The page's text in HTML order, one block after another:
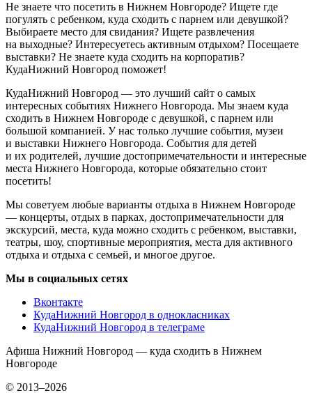
Не знаете что посетить в Нижнем Новгороде? Ищете где
погулять с ребенком, куда сходить с парнем или девушкой?
Выбираете место для свидания? Ищете развлечения
на выходные? Интересуетесь активным отдыхом? Посещаете
выставки? Не знаете куда сходить на корпоратив?
КудаНижний Новгород поможет!
КудаНижний Новгород — это лучший сайт о самых
интересных событиях Нижнего Новгорода. Мы знаем куда
сходить в Нижнем Новгороде с девушкой, с парнем или
большой компанией. У нас только лучшие события, музеи
и выставки Нижнего Новгорода. События для детей
и их родителей, лучшие достопримечательности и интересные
места Нижнего Новгорода, которые обязательно стоит
посетить!
Мы советуем любые варианты отдыха в Нижнем Новгороде
— концерты, отдых в парках, достопримечательности для
экскурсий, места, куда можно сходить с ребенком, выставки,
театры, шоу, спортивные мероприятия, места для активного
отдыха и отдыха с семьей, и многое другое.
Мы в социальных сетях
Вконтакте
КудаНижний Новгород в однокласниках
КудаНижний Новгород в телеграме
Афиша Нижний Новгород — куда сходить в Нижнем
Новгороде
© 2013–2026